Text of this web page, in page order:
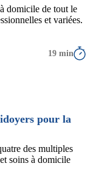
domicile de tout le
et variées.
19 min
pour la
des multiples
soins à domicile